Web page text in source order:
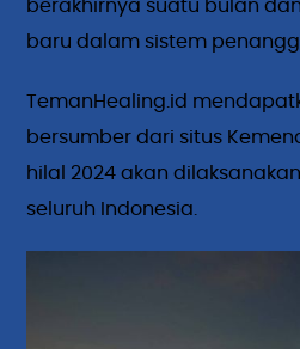
berakhirnya suatu bulan
baru dalam sistem
TemanHealing.id
bersumber dari situs
hilal 2024 akan
seluruh Indonesia.